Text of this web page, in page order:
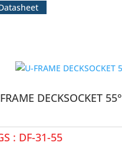
DECKSOCKET 55°
: DF-31-55